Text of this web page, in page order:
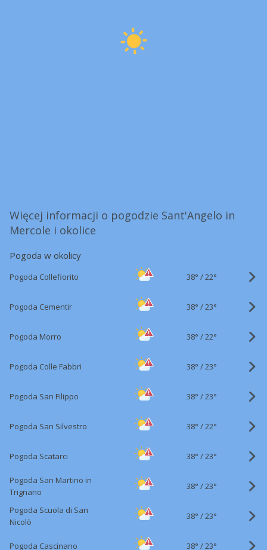
Więcej informacji o pogodzie Sant'Angelo in
Mercole i okolice
Pogoda w okolicy
Pogoda Collefiorito 38° /22°
Pogoda Cementir 38° /23°
Pogoda Morro 38° /22°
Pogoda Colle Fabbri 38° /23°
Pogoda San Filippo 38° /23°
Pogoda San Silvestro 38° /22°
Pogoda Scatarci 38° /23°
Pogoda San Martino in
Trignano
38° /23°
Pogoda Scuola di San
Nicolò
38° /23°
Pogoda Cascinano 38° /23°